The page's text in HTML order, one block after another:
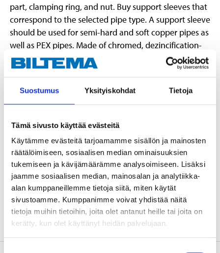
Suostumus Yksityiskohdat Tietoja
Tämä sivusto käyttää evästeitä
Käytämme evästeitä tarjoamamme sisällön ja mainosten
räätälöimiseen, sosiaalisen median ominaisuuksien
tukemiseen ja kävijämäärämme analysoimiseen. Lisäksi
jaamme sosiaalisen median, mainosalan ja analytiikka-
alan kumppaneillemme tietoja siitä, miten käytät
sivustoamme. Kumppanimme voivat yhdistää näitä
tietoja muihin tietoihin, joita olet antanut heille tai joita on
kerätty, kun olet käyttänyt heidän palvelujaan.
part, clamping ring, and nut. Buy support sleeves that
correspond to the selected pipe type. A support sleeve
should be used for semi-hard and soft copper pipes as
well as PEX pipes. Made of chromed, dezincification-
resistant brass. Type approved/certified by RISE,
SINTEF & STF.
Dimensions
10 x 10 mm
Material
Brass CW511L
Pressure class
Max. 1,0 MPa (10 bar)
Certificate
RISE, SINTEF, STF
Surface treatment
Chromed